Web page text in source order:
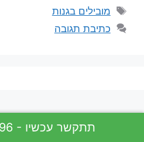
תגיות
מובילים בגנות
כתיבת תגובה
055-966-4096 - תתקשר עכשיו